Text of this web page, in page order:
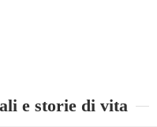
e storie di vita